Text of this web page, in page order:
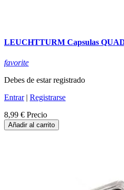
LEUCHTTURM Capsulas
favorite
Debes de estar registrado
Entrar| Registrarse
8,99 € Precio
Añadir al carrito